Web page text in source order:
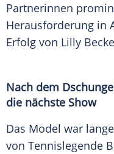
Partnerinnen
Herausforderung in
Erfolg von Lilly
Nach dem
die nächste Show
Das Model war
von Tennislegende